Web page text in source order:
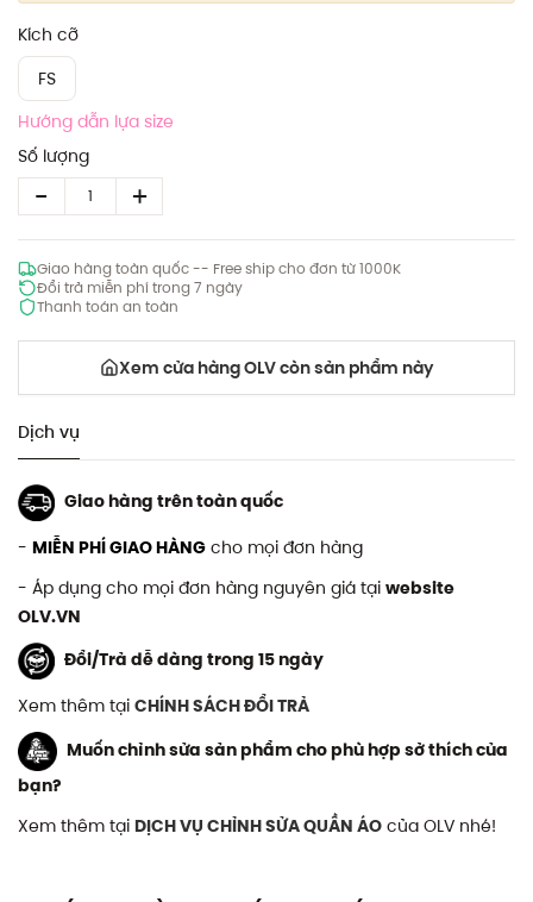
Kích cỡ
FS
Hướng dẫn lựa size
Số lượng
Giao hàng toàn quốc -- Free ship cho đơn từ 1000K
Đổi trả miễn phí trong 7 ngày
Thanh toán an toàn
Xem cửa hàng OLV còn sản phẩm này
Dịch vụ
Giao hàng trên toàn quốc
- MIỄN PHÍ GIAO HÀNG cho mọi đơn hàng
- Áp dụng cho mọi đơn hàng nguyên giá tại website
OLV.VN
Đổi/Trả dễ dàng trong 15 ngày
Xem thêm tại CHÍNH SÁCH ĐỔI TRẢ
Muốn chỉnh sửa sản phẩm cho phù hợp sở thích của
bạn?
Xem thêm tại DỊCH VỤ CHỈNH SỬA QUẦN ÁO của OLV nhé!